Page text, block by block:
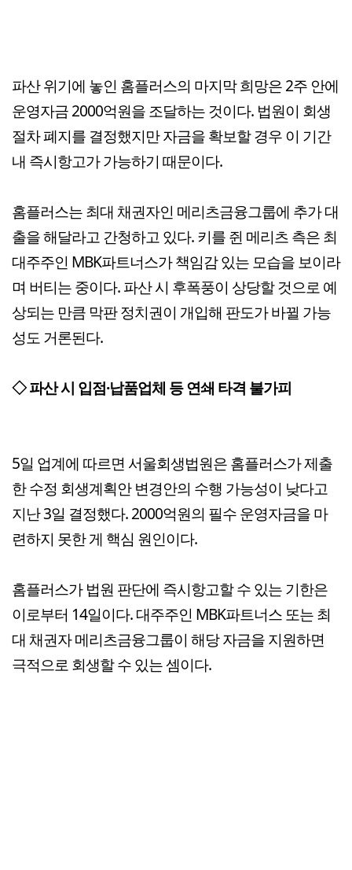
파산 위기에 놓인 홈플러스의 마지막 희망은 2주 안에
운영자금 2000억원을 조달하는 것이다. 법원이 회생
절차 폐지를 결정했지만 자금을 확보할 경우 이 기간
내 즉시항고가 가능하기 때문이다.
홈플러스는 최대 채권자인 메리츠금융그룹에 추가 대
출을 해달라고 간청하고 있다. 키를 쥔 메리츠 측은 최
대주주인 MBK파트너스가 책임감 있는 모습을 보이라
며 버티는 중이다. 파산 시 후폭풍이 상당할 것으로 예
상되는 만큼 막판 정치권이 개입해 판도가 바뀔 가능
성도 거론된다.
◇ 파산 시 입점·납품업체 등 연쇄 타격 불가피
5일 업계에 따르면 서울회생법원은 홈플러스가 제출
한 수정 회생계획안 변경안의 수행 가능성이 낮다고
지난 3일 결정했다. 2000억원의 필수 운영자금을 마
련하지 못한 게 핵심 원인이다.
홈플러스가 법원 판단에 즉시항고할 수 있는 기한은
이로부터 14일이다. 대주주인 MBK파트너스 또는 최
대 채권자 메리츠금융그룹이 해당 자금을 지원하면
극적으로 회생할 수 있는 셈이다.